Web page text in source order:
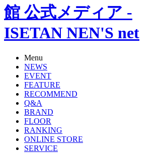
館 公式メディア -
ISETAN NEN'S net
Menu
NEWS
EVENT
FEATURE
RECOMMEND
Q&A
BRAND
FLOOR
RANKING
ONLINE STORE
SERVICE